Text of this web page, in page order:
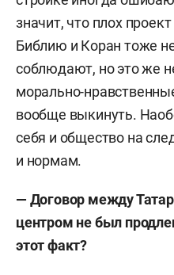
значит, что плох
Библию и Коран тоже
соблюдают, но это же
морально-
вообще выкинуть.
себя и общество на
и нормам.
— Договор между
центром не был
этот факт?